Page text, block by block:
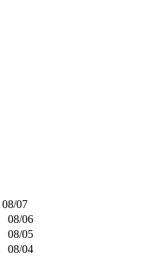
08/07
08/06
08/05
08/04